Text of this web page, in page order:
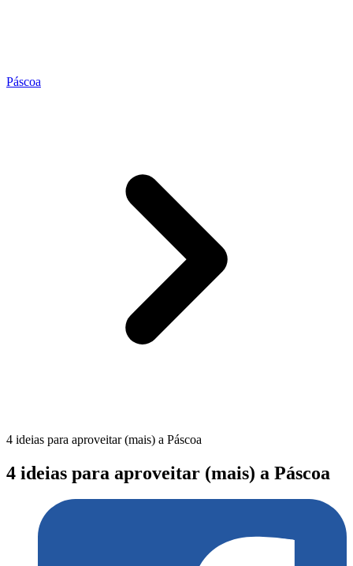
Páscoa
4 ideias para aproveitar (mais) a Páscoa
4 ideias para aproveitar (mais) a Páscoa